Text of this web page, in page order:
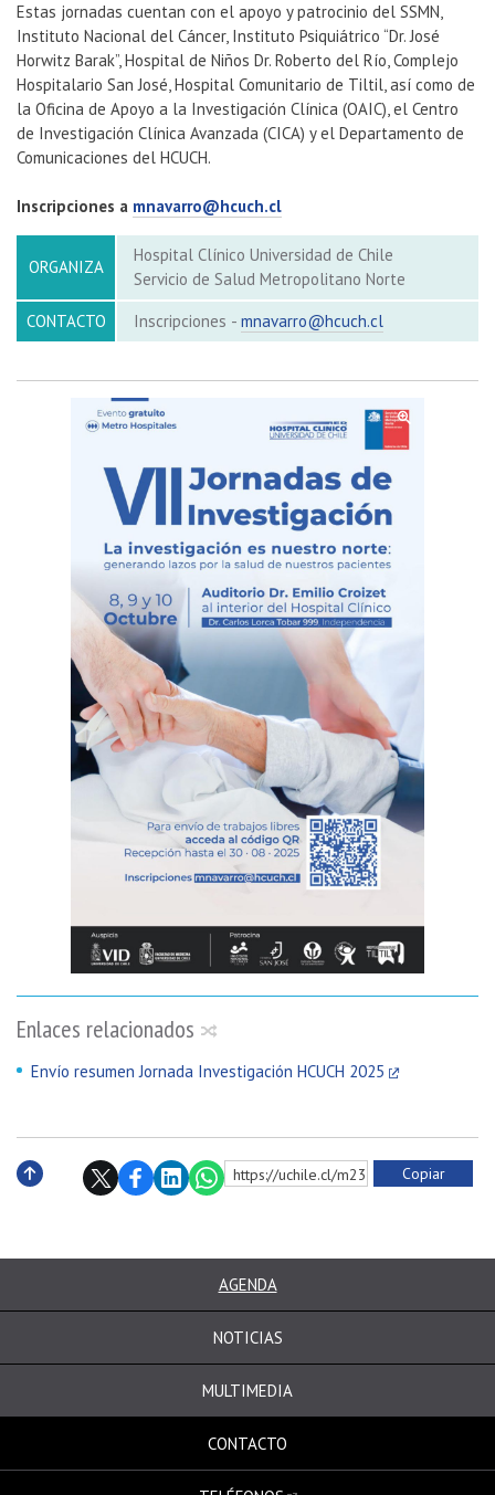
Enlaces relacionados
Envío resumen Jornada Investigación HCUCH 2025
Estas jornadas cuentan con el apoyo y patrocinio del SSMN,
Instituto Nacional del Cáncer, Instituto Psiquiátrico “Dr. José
Horwitz Barak”, Hospital de Niños Dr. Roberto del Río, Complejo
Hospitalario San José, Hospital Comunitario de Tiltil, así como de
la Oficina de Apoyo a la Investigación Clínica (OAIC), el Centro
de Investigación Clínica Avanzada (CICA) y el Departamento de
Comunicaciones del HCUCH.
Inscripciones a mnavarro@hcuch.cl
ORGANIZA
Hospital Clínico Universidad de Chile
Servicio de Salud Metropolitano Norte
CONTACTO
Inscripciones - mnavarro@hcuch.cl
https://uchile.cl/m231828 Copiar
AGENDA
NOTICIAS
MULTIMEDIA
CONTACTO